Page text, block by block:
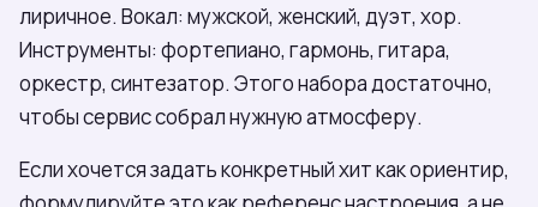
лиричное. Вокал: мужской, женский, дуэт, хор.
Инструменты: фортепиано, гармонь, гитара,
оркестр, синтезатор. Этого набора достаточно,
чтобы сервис собрал нужную атмосферу.
Если хочется задать конкретный хит как ориентир,